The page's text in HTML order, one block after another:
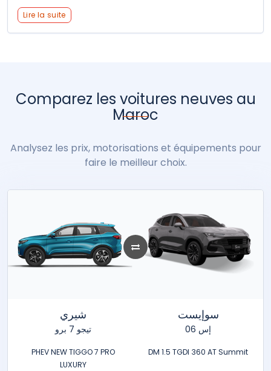
Lire la suite
Comparez les voitures neuves au
Maroc
Analysez les prix, motorisations et équipements pour
faire le meilleur choix.
شيري
تيجو 7 برو
PHEV NEW TIGGO 7 PRO
LUXURY
سوإيست
إس 06
DM 1.5 TGDI 360 AT Summit